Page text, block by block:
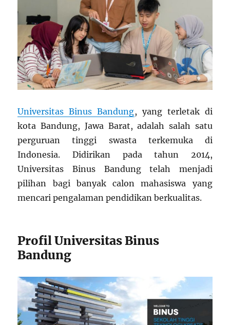
Universitas Binus Bandung, yang terletak di
kota Bandung, Jawa Barat, adalah salah satu
perguruan tinggi swasta terkemuka di
Indonesia. Didirikan pada tahun 2014,
Universitas Binus Bandung telah menjadi
pilihan bagi banyak calon mahasiswa yang
mencari pengalaman pendidikan berkualitas.
Profil Universitas Binus
Bandung